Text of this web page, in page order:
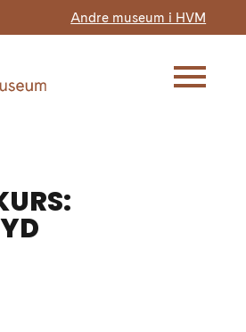
Andre museum i HVM